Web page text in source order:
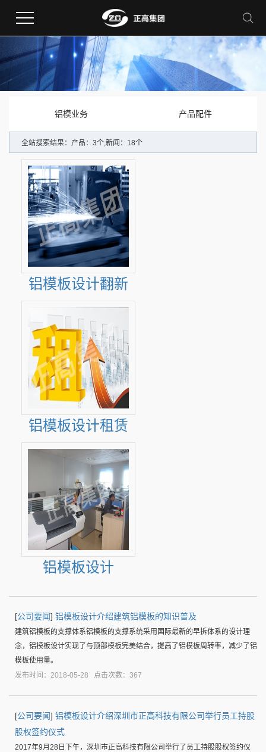
铝模业务 产品配件
全站搜索结果：产品：3个,新闻：18个
铝模板设计翻新
铝模板设计租赁
铝模板设计
[公司要闻] 铝模板设计介绍建筑铝模板的知识普及
建筑铝模板的支撑体系铝模板的支撑系统采用国际最新的早拆体系的设计理
念，铝模板设计实现了与顶部模板完美结合，提高了铝模板周转率，减少了铝
模板使用量。
发布时间：2018-05-28 点击次数：367
[公司要闻] 铝模板设计介绍深圳市正高科技有限公司举行员工持股
股权签约仪式
2017年9月28日下午，深圳市正高科技有限公司举行了员工持股股权签约仪